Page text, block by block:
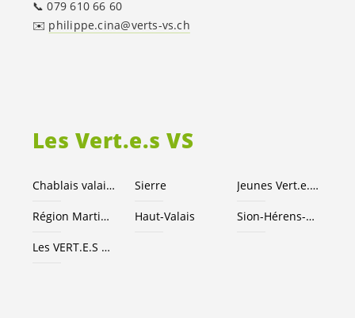
📞 079 610 66 60
✉️ philippe.cina@verts-vs.ch
Les Vert.e.s VS
Chablais valaisan Sierre Jeunes Vert.e.x.s
Région Martigny Haut-Valais Sion-Hérens-Conthey
Les VERT.E.S